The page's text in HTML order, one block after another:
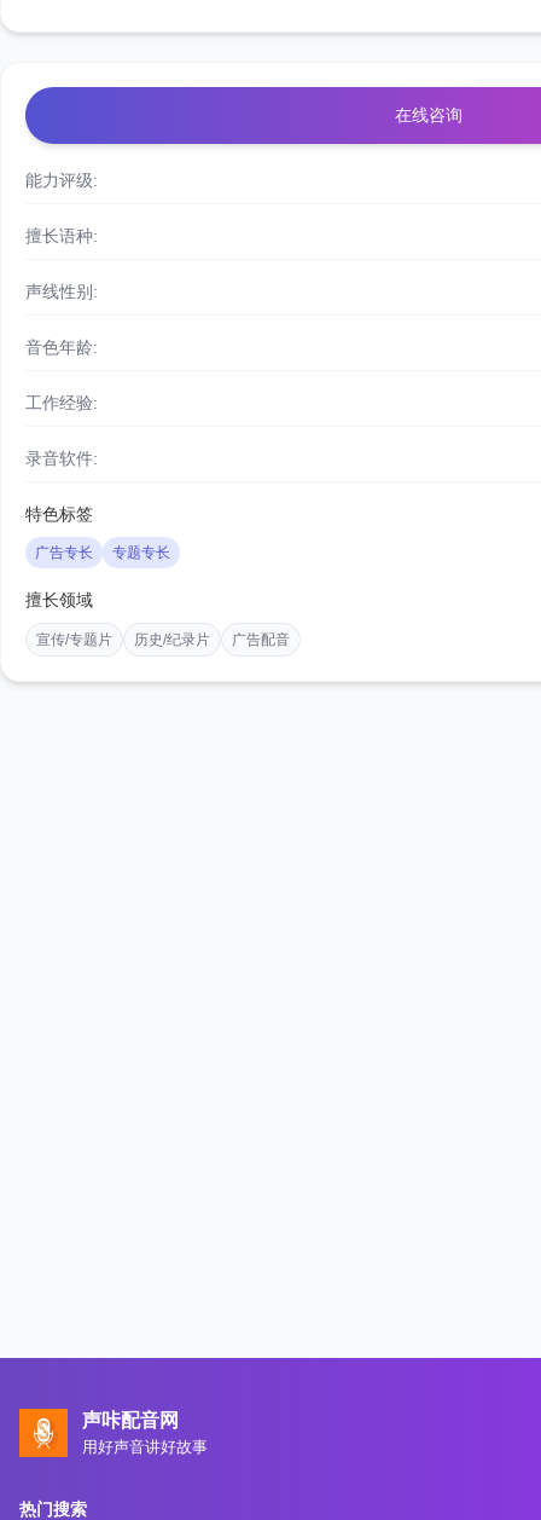
在线咨询
能力评级:
擅长语种:
声线性别:
音色年龄:
工作经验:
录音软件:
特色标签
广告专长 专题专长
擅长领域
宣传/专题片 历史/纪录片 广告配音
声咔配音网
用好声音讲好故事
热门搜索